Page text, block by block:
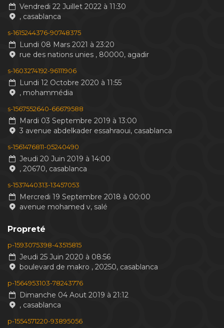
Vendredi 22 Juillet 2022 à 11:30
, casablanca
s-1615244376-90748375
Lundi 08 Mars 2021 à 23:20
rue des nations unies , 80000, agadir
s-1603274192-96111906
Lundi 12 Octobre 2020 à 11:55
, mohammédia
s-1567552640-66679588
Mardi 03 Septembre 2019 à 13:00
3 avenue abdelkader essahraoui, casablanca
s-1561476811-05240490
Jeudi 20 Juin 2019 à 14:00
, 20670, casablanca
s-1537440313-13457053
Mercredi 19 Septembre 2018 à 00:00
avenue mohamed v, salé
Propreté
p-1593075398-43515815
Jeudi 25 Juin 2020 à 08:56
boulevard de makro , 20250, casablanca
p-1564953103-78243776
Dimanche 04 Aout 2019 à 21:12
, casablanca
p-1554571220-93895056